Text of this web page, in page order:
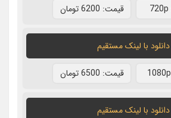
قيمت: 6200 تومان
دانلود با لينک مستقيم
قيمت: 6500 تومان
دانلود با لينک مستقيم